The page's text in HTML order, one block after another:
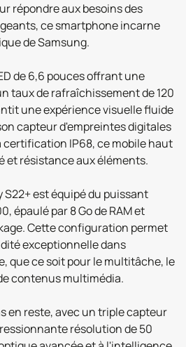
répondre aux besoins des
ce smartphone incarne
de Samsung.
de 6,6 pouces offrant une
taux de rafraîchissement de 120
une expérience visuelle fluide
capteur d'empreintes digitales
certification IP68, ce mobile haut
et résistance aux éléments.
S22+ est équipé du puissant
épaulé par 8 Go de RAM et
Cette configuration permet
exceptionnelle dans
que ce soit pour le multitâche, le
contenus multimédia.
en reste, avec un triple capteur
résolution de 50